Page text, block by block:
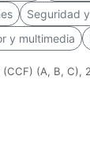
Seguridad
y multimedia
(A, B, C),